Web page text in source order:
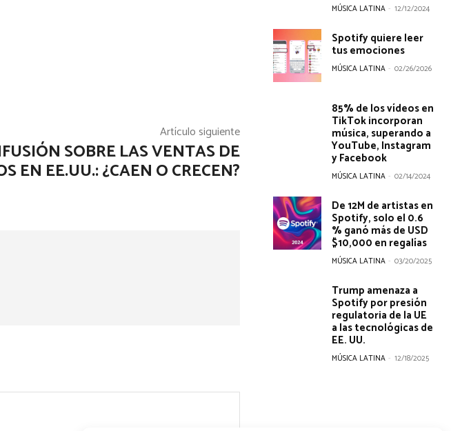
Artículo siguiente
SOBRE LAS VENTAS DE
EN EE.UU.: ¿CAEN O CRECEN?
MÚSICA LATINA - 12/12/2024
Spotify quiere leer
tus emociones
MÚSICA LATINA - 02/26/2026
85% de los vídeos en
TikTok incorporan
música, superando a
YouTube, Instagram
y Facebook
MÚSICA LATINA - 02/14/2024
De 12M de artistas en
Spotify, solo el 0.6
% ganó más de USD
$10,000 en regalías
MÚSICA LATINA - 03/20/2025
Trump amenaza a
Spotify por presión
regulatoria de la UE
a las tecnológicas de
EE. UU.
MÚSICA LATINA - 12/18/2025